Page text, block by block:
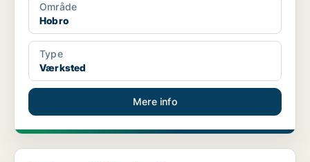
Område
Hobro
Type
Værksted
Mere info
Restaurant i Randers C